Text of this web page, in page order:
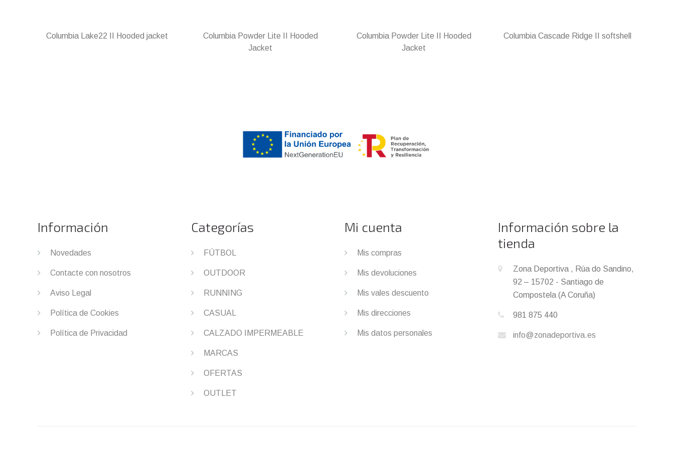
Columbia Lake22 II Hooded jacket
Columbia Powder Lite II Hooded
Jacket
Columbia Powder Lite II Hooded
Jacket
Columbia Cascade Ridge II softshell
Información
Novedades
Contacte con nosotros
Aviso Legal
Política de Cookies
Política de Privacidad
Categorías
FÚTBOL
OUTDOOR
RUNNING
CASUAL
CALZADO IMPERMEABLE
MARCAS
OFERTAS
OUTLET
Mi cuenta
Mis compras
Mis devoluciones
Mis vales descuento
Mis direcciones
Mis datos personales
Información sobre la
tienda
Zona Deportiva , Rúa do Sandino,
92 – 15702 - Santiago de
Compostela (A Coruña)
981 875 440
info@zonadeportiva.es